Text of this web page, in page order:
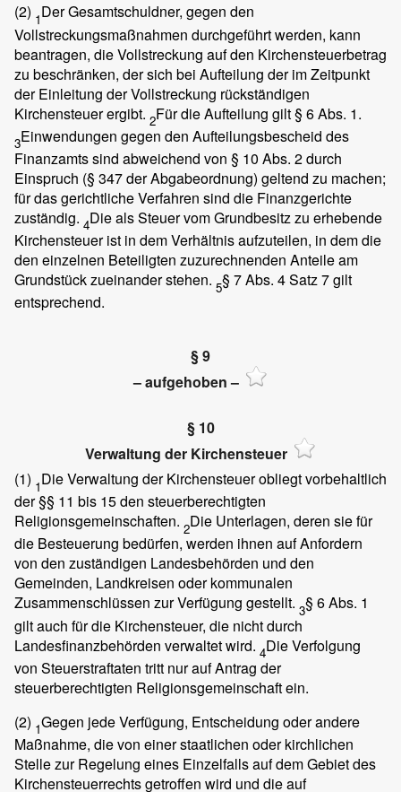
(2) 1Der Gesamtschuldner, gegen den
Vollstreckungsmaßnahmen durchgeführt werden, kann
beantragen, die Vollstreckung auf den Kirchensteuerbetrag
zu beschränken, der sich bei Aufteilung der im Zeitpunkt
der Einleitung der Vollstreckung rückständigen
Kirchensteuer ergibt. 2Für die Aufteilung gilt § 6 Abs. 1.
3Einwendungen gegen den Aufteilungsbescheid des
Finanzamts sind abweichend von § 10 Abs. 2 durch
Einspruch (§ 347 der Abgabeordnung) geltend zu machen;
für das gerichtliche Verfahren sind die Finanzgerichte
zuständig. 4Die als Steuer vom Grundbesitz zu erhebende
Kirchensteuer ist in dem Verhältnis aufzuteilen, in dem die
den einzelnen Beteiligten zuzurechnenden Anteile am
Grundstück zueinander stehen. 5§ 7 Abs. 4 Satz 7 gilt
entsprechend.
§ 9
– aufgehoben –
§ 10
Verwaltung der Kirchensteuer
(1) 1Die Verwaltung der Kirchensteuer obliegt vorbehaltlich
der §§ 11 bis 15 den steuerberechtigten
Religionsgemeinschaften. 2Die Unterlagen, deren sie für
die Besteuerung bedürfen, werden ihnen auf Anfordern
von den zuständigen Landesbehörden und den
Gemeinden, Landkreisen oder kommunalen
Zusammenschlüssen zur Verfügung gestellt. 3§ 6 Abs. 1
gilt auch für die Kirchensteuer, die nicht durch
Landesfinanzbehörden verwaltet wird. 4Die Verfolgung
von Steuerstraftaten tritt nur auf Antrag der
steuerberechtigten Religionsgemeinschaft ein.
(2) 1Gegen jede Verfügung, Entscheidung oder andere
Maßnahme, die von einer staatlichen oder kirchlichen
Stelle zur Regelung eines Einzelfalls auf dem Gebiet des
Kirchensteuerrechts getroffen wird und die auf